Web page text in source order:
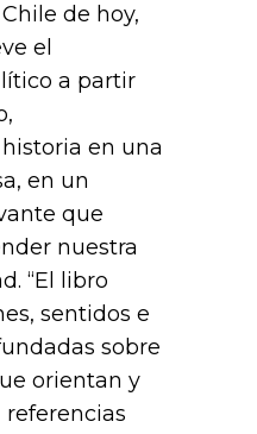
de hoy,
el
a partir
en una
en un
que
nuestra
“El libro
sentidos e
sobre
orientan y